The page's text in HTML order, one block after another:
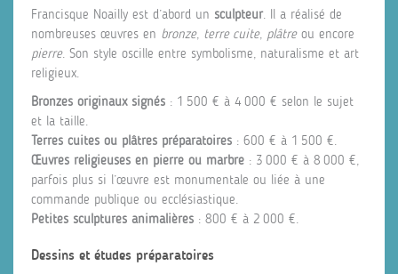
Francisque Noailly est d’abord un sculpteur. Il a réalisé de
nombreuses œuvres en bronze, terre cuite, plâtreou encore
pierre. Son style oscille entre symbolisme, naturalisme et art
religieux.
Bronzes originaux signés : 1 500 € à 4 000 € selon le sujet
et la taille.
Terres cuites ou plâtres préparatoires : 600 € à 1 500 €.
Œuvres religieuses en pierre ou marbre : 3 000 € à 8 000 €,
parfois plus si l’œuvre est monumentale ou liée à une
commande publique ou ecclésiastique.
Petites sculptures animalières : 800 € à 2 000 €.
Dessins et études préparatoires